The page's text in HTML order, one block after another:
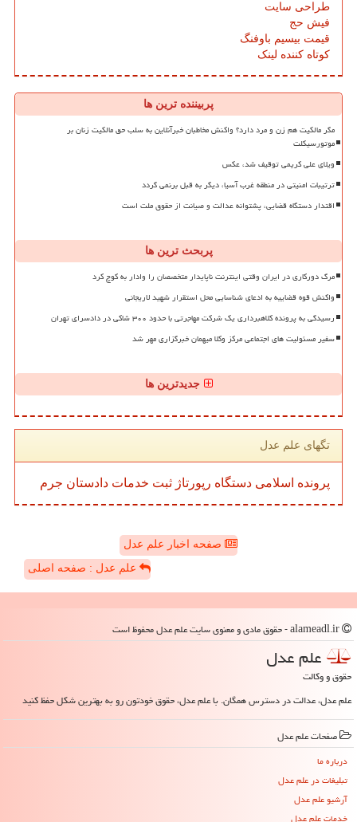
طراحی سایت
فیش حج
قیمت بیسیم باوفنگ
کوتاه کننده لینک
پربیننده ترین ها
مگر مالکیت هم زن و مرد دارد؟ واکنش مخاطبان خبرآنلاین به سلب حق مالکیت زنان بر
موتورسیکلت
ویلای علی کریمی توقیف شد، عکس
ترتیبات امنیتی در منطقه غرب آسیا، دیگر به قبل برنمی گردد
اقتدار دستگاه قضایی، پشتوانه عدالت و صیانت از حقوق ملت است
پربحث ترین ها
مرگ دورکاری در ایران وقتی اینترنت ناپایدار متخصصان را وادار به کوچ کرد
واکنش قوه قضاییه به ادعای شناسایی محل استقرار شهید لاریجانی
رسیدگی به پرونده کلاهبرداری یک شرکت مهاجرتی با حدود ۳۰۰ شاکی در دادسرای تهران
سفیر مسئولیت های اجتماعی مرکز وکلا میهمان خبرگزاری مهر شد
جدیدترین ها
تگهای علم عدل
پرونده اسلامی دستگاه رپورتاژ ثبت خدمات دادستان جرم
صفحه اخبار علم عدل
علم عدل : صفحه اصلی
علم عدل
حقوق و وکالت
علم عدل، عدالت در دسترس همگان. با علم عدل، حقوق خودتون رو به بهترین شکل حفظ کنید
صفحات علم عدل
درباره ما
تبلیغات در علم عدل
آرشیو علم عدل